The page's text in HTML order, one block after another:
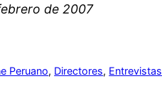
de 2007
Peruano, Directores, Entrevistas